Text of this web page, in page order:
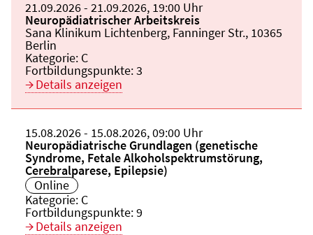
Beginn:
21.09.2026Ende und Anfangszeit:
- 21.09.2026, 19:00 Uhr
Veranstaltungstitel:
Neuropädiatrischer Arbeitskreis
Veranstaltungsort:
Sana Klinikum Lichtenberg, Fanninger Str., 10365
Berlin
Kategorie: C
Fortbildungspunkte:3
Details anzeigen
Beginn:
15.08.2026Ende und Anfangszeit:
- 15.08.2026,09:00 Uhr
Veranstaltungstitel:
Neuropädiatrische Grundlagen (genetische
Syndrome, Fetale Alkoholspektrumstörung,
Cerebralparese, Epilepsie)
Veranstaltungsort:
Online
Kategorie: C
Fortbildungspunkte:9
Details anzeigen